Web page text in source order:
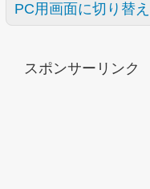
PC用画面に切り替え
スポンサーリンク